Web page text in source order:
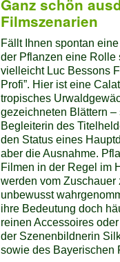
Ganz schön
Filmszenarien
Fällt Ihnen spontan
der Pflanzen eine Rolle
vielleicht Luc Bessons
Profi”. Hier ist eine
tropisches
gezeichneten Blättern –
Begleiterin des
den Status eines
aber die Ausnahme.
Filmen in der Regel im
werden vom Zuschauer
unbewusst
ihre Bedeutung doch
reinen Accessoires
der Szenenbildnerin
sowie des Bayerischen